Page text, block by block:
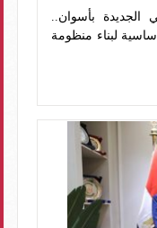
الجديدة بأسوان..
لبناء منظومة